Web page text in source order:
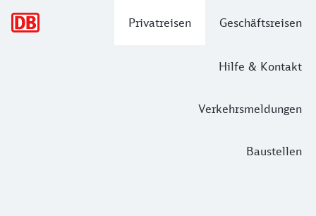
Privatreisen Geschäftsreisen
Hilfe & Kontakt
Verkehrsmeldungen
Baustellen